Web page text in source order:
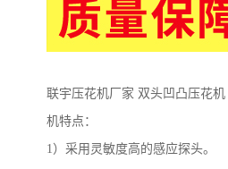
联宇压花机厂家 双头凹凸压花机
机特点：
1）采用灵敏度高的感应探头。